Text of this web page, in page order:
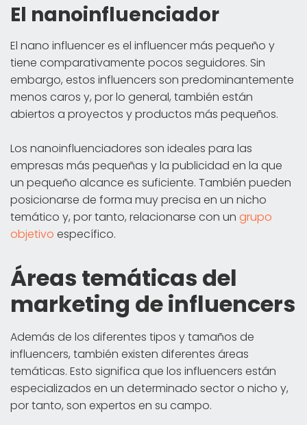
El nanoinfluenciador
El nano influencer es el influencer más pequeño y
tiene comparativamente pocos seguidores. Sin
embargo, estos influencers son predominantemente
menos caros y, por lo general, también están
abiertos a proyectos y productos más pequeños.
Los nanoinfluenciadores son ideales para las
empresas más pequeñas y la publicidad en la que
un pequeño alcance es suficiente. También pueden
posicionarse de forma muy precisa en un nicho
temático y, por tanto, relacionarse con un grupo
objetivo específico.
Áreas temáticas del
marketing de influencers
Además de los diferentes tipos y tamaños de
influencers, también existen diferentes áreas
temáticas. Esto significa que los influencers están
especializados en un determinado sector o nicho y,
por tanto, son expertos en su campo.